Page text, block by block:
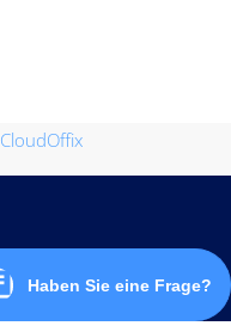
CloudOffix